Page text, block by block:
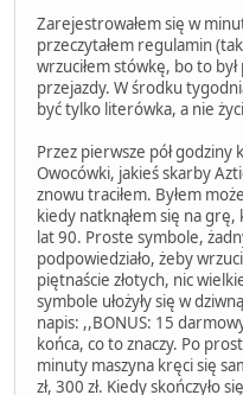
Zarejestrowałem się w
przeczytałem regulamin
wrzuciłem stówkę, bo to
przejazdy. W środku
być tylko literówka, a nie
Przez pierwsze pół godziny
Owocówki, jakieś skarby
znowu traciłem. Byłem
kiedy natknąłem się na grę,
lat 90. Proste symbole,
podpowiedziało, żeby
piętnaście złotych, nic
symbole ułożyły się w
napis: ,,BONUS: 15
końca, co to znaczy. Po
minuty maszyna kręci się
zł, 300 zł. Kiedy skończyło